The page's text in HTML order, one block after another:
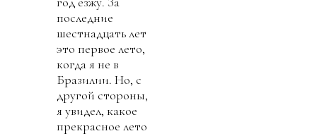
последние
шестнадцать лет
это первое лето,
когда я не в
Бразилии. Но, с
другой стороны,
я увидел, какое
прекрасное лето